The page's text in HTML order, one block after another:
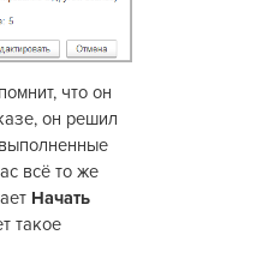
что он
он решил
всё то же
Начать
такое